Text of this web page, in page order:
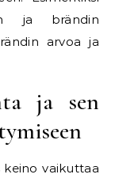
ja brändin
arvoa ja
ja sen
vaikuttaa